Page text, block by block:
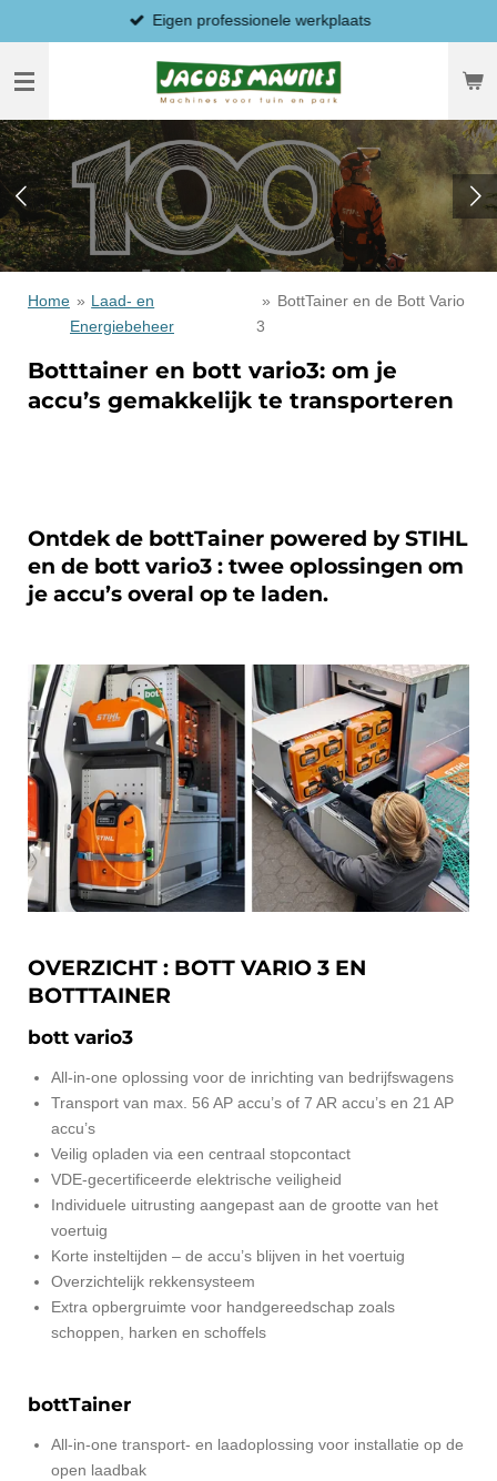
direct
naar
hoofdinhoud
Eigen professionele werkplaats
Home » Laad- en
Energiebeheer
» BottTainer en de Bott Vario
3
Botttainer en bott vario3: om je
accu’s gemakkelijk te transporteren
Ontdek de bottTainer powered by STIHL
en de bott vario3 : twee oplossingen om
je accu’s overal op te laden.
OVERZICHT : BOTT VARIO 3 EN
BOTTTAINER
bott vario3
All-in-one oplossing voor de inrichting van bedrijfswagens
Transport van max. 56 AP accu’s of 7 AR accu’s en 21 AP
accu’s
Veilig opladen via een centraal stopcontact
VDE-gecertificeerde elektrische veiligheid
Individuele uitrusting aangepast aan de grootte van het
voertuig
Korte insteltijden – de accu’s blijven in het voertuig
Overzichtelijk rekkensysteem
Extra opbergruimte voor handgereedschap zoals
schoppen, harken en schoffels
bottTainer
All-in-one transport- en laadoplossing voor installatie op de
open laadbak